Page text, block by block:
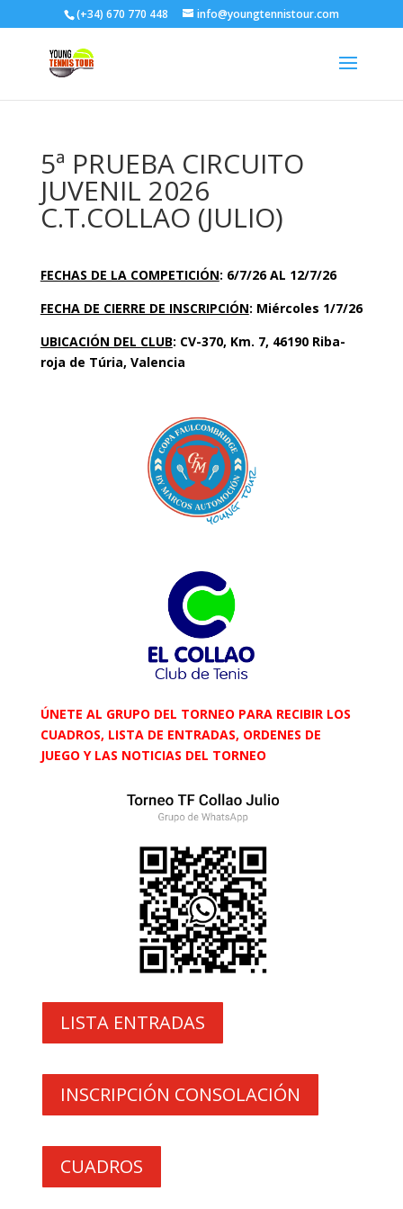
(+34) 670 770 448 info@youngtennistour.com
5ª PRUEBA CIRCUITO
JUVENIL 2026
C.T.COLLAO (JULIO)
FECHAS DE LA COMPETICIÓN: 6/7/26 AL 12/7/26
FECHA DE CIERRE DE INSCRIPCIÓN: Miércoles 1/7/26
UBICACIÓN DEL CLUB: CV-370, Km. 7, 46190 Riba-
roja de Túria, Valencia
ÚNETE AL GRUPO DEL TORNEO PARA RECIBIR LOS
CUADROS, LISTA DE ENTRADAS, ORDENES DE
JUEGO Y LAS NOTICIAS DEL TORNEO
LISTA ENTRADAS
INSCRIPCIÓN CONSOLACIÓN
CUADROS